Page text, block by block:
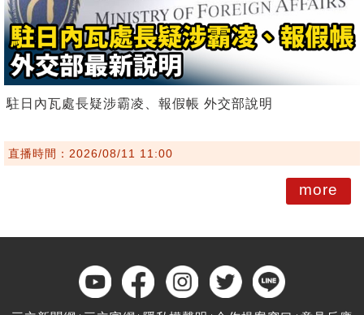
駐日內瓦處長疑涉霸凌、報假帳 外交部說明
直播時間：2026/08/11 11:00
more